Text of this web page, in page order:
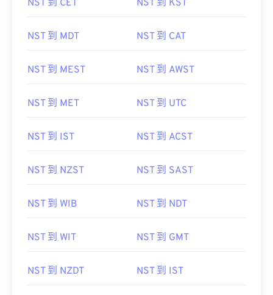
NST 到 CET NST 到 KST
NST 到 MDT NST 到 CAT
NST 到 MEST NST 到 AWST
NST 到 MET NST 到 UTC
NST 到 IST NST 到 ACST
NST 到 NZST NST 到 SAST
NST 到 WIB NST 到 NDT
NST 到 WIT NST 到 GMT
NST 到 NZDT NST 到 IST